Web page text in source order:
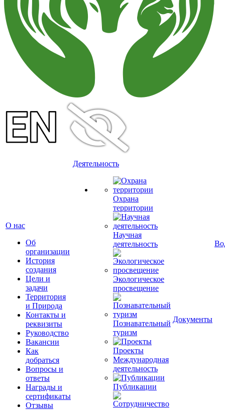
О нас
Об
организации
История
создания
Цели и
задачи
Территория
и Природа
Контакты и
реквизиты
Руководство
Вакансии
Как
добраться
Вопросы и
ответы
Награды и
сертификаты
Отзывы
Деятельность
Охрана
территории
Научная
деятельность
Экологическое
просвещение
Познавательный
туризм
Проекты
Международная
деятельность
Публикации
Документы